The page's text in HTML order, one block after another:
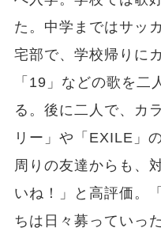
た。中学まではサッ
宅部で、学校帰りに
「19」などの歌を二
る。後に二人で、カ
リー」や「EXILE」
周りの友達からも、
いね！」と高評価。
ちは日々募っていっ